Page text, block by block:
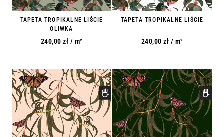
TAPETA TROPIKALNE LIŚCIE
OLIWKA
240,00 zł / m²
TAPETA TROPIKALNE LIŚCIE
240,00 zł / m²